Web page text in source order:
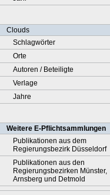
Clouds
Schlagwörter
Orte
Autoren / Beteiligte
Verlage
Jahre
Weitere E-Pflichtsammlungen
Publikationen aus dem
Regierungsbezirk Düsseldorf
Publikationen aus den
Regierungsbezirken Münster,
Arnsberg und Detmold